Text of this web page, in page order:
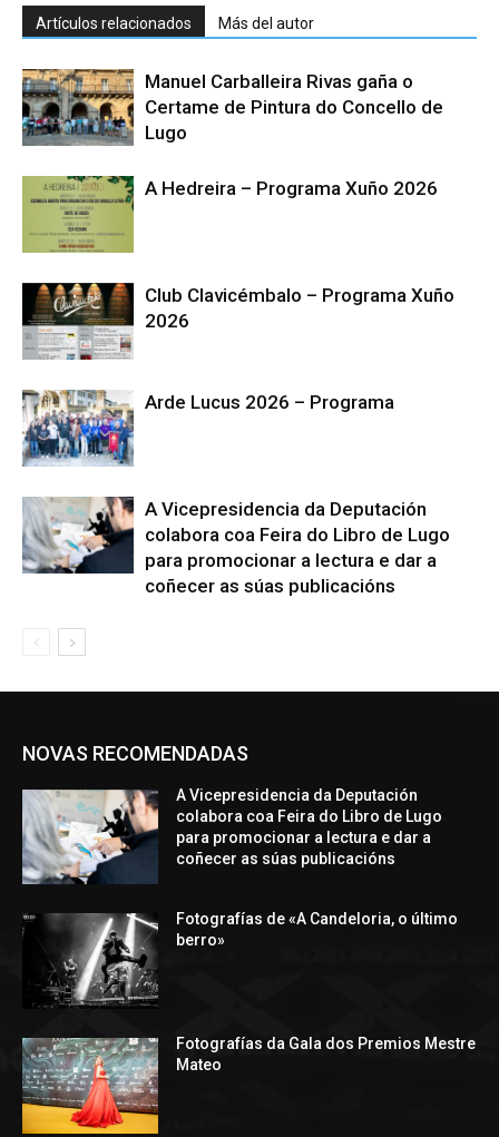
Artículos relacionados Más del autor
Manuel Carballeira Rivas gaña o
Certame de Pintura do Concello de
Lugo
A Hedreira – Programa Xuño 2026
Club Clavicémbalo – Programa Xuño
2026
Arde Lucus 2026 – Programa
A Vicepresidencia da Deputación
colabora coa Feira do Libro de Lugo
para promocionar a lectura e dar a
coñecer as súas publicacións
NOVAS RECOMENDADAS
A Vicepresidencia da Deputación
colabora coa Feira do Libro de Lugo
para promocionar a lectura e dar a
coñecer as súas publicacións
Fotografías de «A Candeloria, o último
berro»
Fotografías da Gala dos Premios Mestre
Mateo